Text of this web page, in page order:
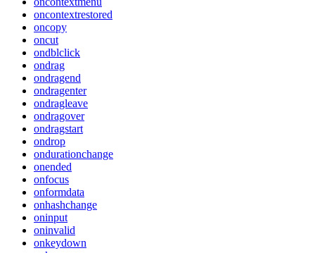
oncontextrestored
oncopy
oncut
ondblclick
ondrag
ondragend
ondragenter
ondragleave
ondragover
ondragstart
ondrop
ondurationchange
onended
onfocus
onformdata
onhashchange
oninput
oninvalid
onkeydown